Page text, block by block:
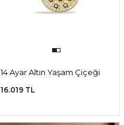
14 Ayar Altın Yaşam Çiçeği
16.019 TL